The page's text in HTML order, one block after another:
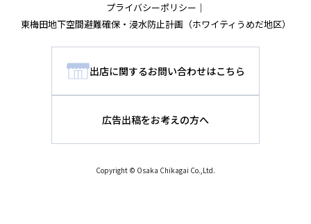
プライバシーポリシー
東梅田地下空間避難確保・浸水防止計画（ホワイティうめだ地区）
出店に関するお問い合わせはこちら
広告出稿をお考えの方へ
Copyright © Osaka Chikagai Co.,Ltd.